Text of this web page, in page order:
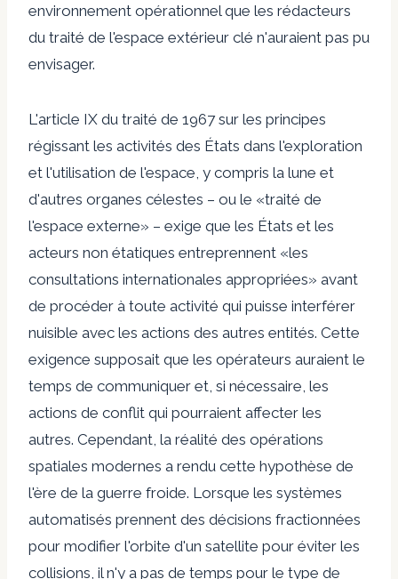
environnement opérationnel que les rédacteurs
du traité de l'espace extérieur clé n'auraient pas pu
envisager.
L'article IX du traité de 1967 sur les principes
régissant les activités des États dans l'exploration
et l'utilisation de l'espace, y compris la lune et
d'autres organes célestes – ou le «traité de
l'espace externe» – exige que les États et les
acteurs non étatiques entreprennent «les
consultations internationales appropriées» avant
de procéder à toute activité qui puisse interférer
nuisible avec les actions des autres entités. Cette
exigence supposait que les opérateurs auraient le
temps de communiquer et, si nécessaire, les
actions de conflit qui pourraient affecter les
autres. Cependant, la réalité des opérations
spatiales modernes a rendu cette hypothèse de
l'ère de la guerre froide. Lorsque les systèmes
automatisés prennent des décisions fractionnées
pour modifier l'orbite d'un satellite pour éviter les
collisions, il n'y a pas de temps pour le type de